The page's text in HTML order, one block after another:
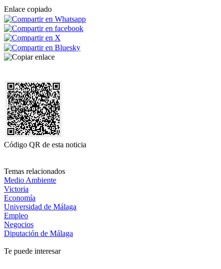
Enlace copiado
Código QR de esta noticia
Temas relacionados
Medio Ambiente
Victoria
Economía
Universidad de Málaga
Empleo
Negocios
Diputación de Málaga
Te puede interesar